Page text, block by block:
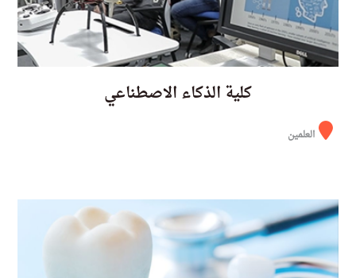
كلية الذكاء الاصطناعي
العلمين